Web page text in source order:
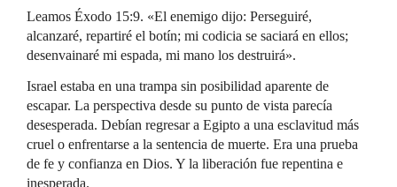
Leamos Éxodo 15:9. «El enemigo dijo: Perseguiré,
alcanzaré, repartiré el botín; mi codicia se saciará en ellos;
desenvainaré mi espada, mi mano los destruirá».
Israel estaba en una trampa sin posibilidad aparente de
escapar. La perspectiva desde su punto de vista parecía
desesperada. Debían regresar a Egipto a una esclavitud más
cruel o enfrentarse a la sentencia de muerte. Era una prueba
de fe y confianza en Dios. Y la liberación fue repentina e
inesperada.